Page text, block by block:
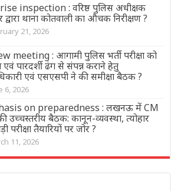
inspection : वरिष्ठ पुलिस अधीक्षक
द्वारा थाना कोतवाली का औचक निरीक्षण ?
21, 2026
meeting : आगामी पुलिस भर्ती परीक्षा को
एवं पारदर्शी ढंग से संपन्न कराने हेतु
एवं एसएसपी ने की समीक्षा बैठक ?
6, 2026
on preparedness : लखनऊ में CM
उच्चस्तरीय बैठक: कानून-व्यवस्था, त्योहार
परीक्षा तैयारियों पर जोर ?
11, 2026